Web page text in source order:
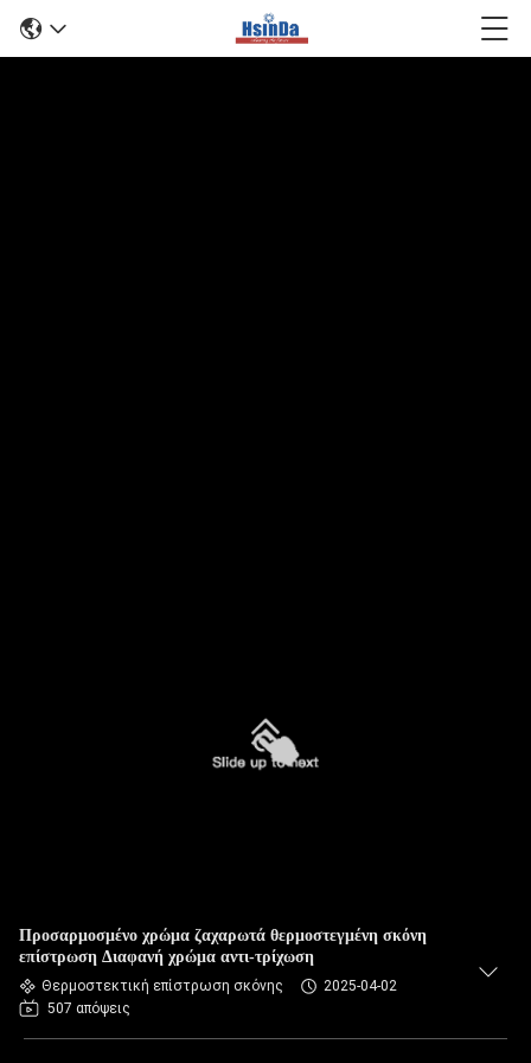
Προσαρμοσμένο χρώμα ζαχαρωτά θερμοστεγμένη σκόνη
επίστρωση Διαφανή χρώμα αντι-τρίχωση
Θερμοστεκτική επίστρωση σκόνης
2025-04-02
507 απόψεις